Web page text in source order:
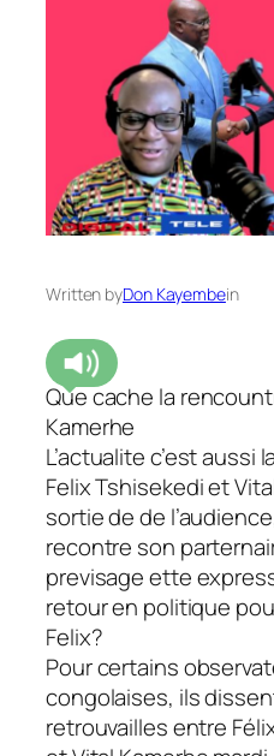
Written byDon Kayembein
Que cache la
Kamerhe
L’actualite c’est aussi
Felix Tshisekedi et
sortie de de
recontre son
previsage ette
retour en politique
Felix?
Pour certains
congolaises, ils
retrouvailles entre